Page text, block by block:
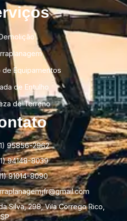
de Equipamentos
de Entulho
de Terreno
95856-2962
94148-8039
91014-8090
Silva, 298, Vila Corrego Rico,